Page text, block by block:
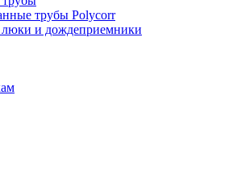
трубы Polycorr
и дождеприемники